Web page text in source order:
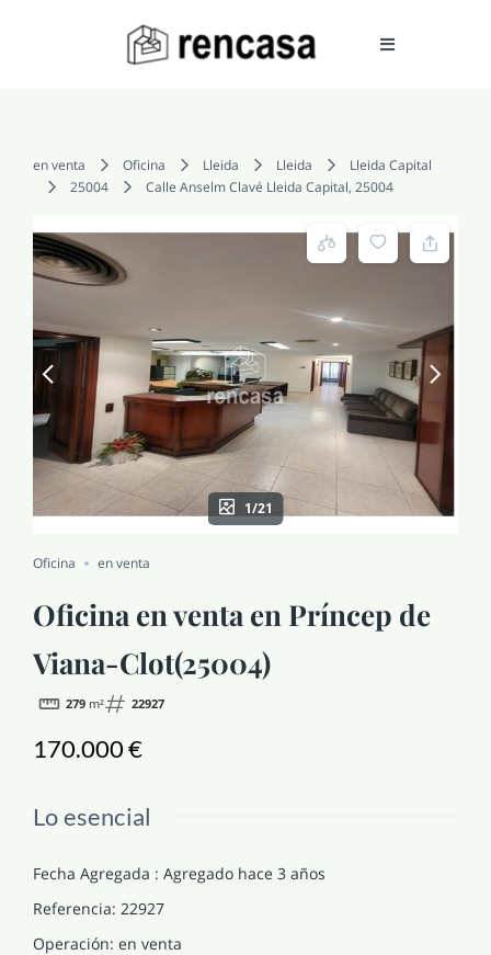
Toggle
COMPRAR
SERVICIOS
CONOCENOS
NOTICIAS Y BLOG
PERFIL
en venta Oficina Lleida Lleida
Lleida Capital
25004
Calle Anselm Clavé Lleida Capital, 25004
1/21
Oficina en venta
Oficina en venta en Príncep de
Viana-Clot(25004)
279 m² 22927
170.000 €
Lo esencial
Fecha Agregada : Agregado hace 3 años
Referencia: 22927
Operación: en venta